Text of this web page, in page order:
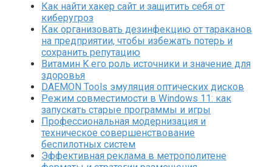
Как найти хакер сайт и защитить себя от
киберугроз
Как организовать дезинфекцию от тараканов
на предприятии, чтобы избежать потерь и
сохранить репутацию
Витамин K его роль источники и значение для
здоровья
DAEMON Tools эмуляция оптических дисков
Режим совместимости в Windows 11: как
запускать старые программы и игры
Профессиональная модернизация и
техническое совершенствование
беспилотных систем
Эффективная реклама в метрополитене